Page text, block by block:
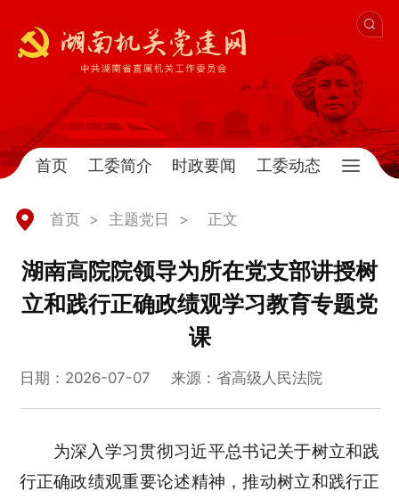
首页 工委简介 时政要闻 工委动态
首页 > 主题党日 > 正文
湖南高院院领导为所在党支部讲授树
立和践行正确政绩观学习教育专题党
课
日期：2026-07-07 来源：省高级人民法院
为深入学习贯彻习近平总书记关于树立和践
行正确政绩观重要论述精神，推动树立和践行正